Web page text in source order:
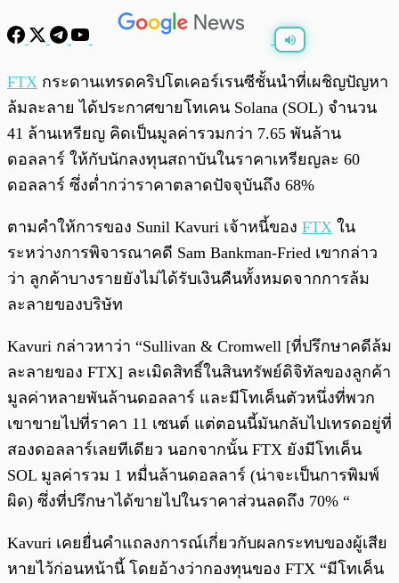
0:00 / 0:00
FTX กระดานเทรดคริปโตเคอร์เรนซีชั้นนำที่เผชิญปัญหา
ล้มละลาย ได้ประกาศขายโทเคน Solana (SOL) จำนวน
41 ล้านเหรียญ คิดเป็นมูลค่ารวมกว่า 7.65 พันล้าน
ดอลลาร์ ให้กับนักลงทุนสถาบันในราคาเหรียญละ 60
ดอลลาร์ ซึ่งต่ำกว่าราคาตลาดปัจจุบันถึง 68%
ตามคำให้การของ Sunil Kavuri เจ้าหนี้ของ FTX ใน
ระหว่างการพิจารณาคดี Sam Bankman-Fried เขากล่าว
ว่า ลูกค้าบางรายยังไม่ได้รับเงินคืนทั้งหมดจากการล้ม
ละลายของบริษัท
Kavuri กล่าวหาว่า “Sullivan & Cromwell [ที่ปรึกษาคดีล้ม
ละลายของ FTX] ละเมิดสิทธิ์ในสินทรัพย์ดิจิทัลของลูกค้า
มูลค่าหลายพันล้านดอลลาร์ และมีโทเค็นตัวหนึ่งที่พวก
เขาขายไปที่ราคา 11 เซนต์ แต่ตอนนี้มันกลับไปเทรดอยู่ที่
สองดอลลาร์เลยทีเดียว นอกจากนั้น FTX ยังมีโทเค็น
SOL มูลค่ารวม 1 หมื่นล้านดอลลาร์ (น่าจะเป็นการพิมพ์
ผิด) ซึ่งที่ปรึกษาได้ขายไปในราคาส่วนลดถึง 70% “
Kavuri เคยยื่นคำแถลงการณ์เกี่ยวกับผลกระทบของผู้เสีย
หายไว้ก่อนหน้านี้ โดยอ้างว่ากองทุนของ FTX “มีโทเค็น